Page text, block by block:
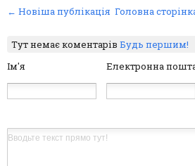
← Новіша публікація Головна
Тут немає коментарівБудь першим!
Ім'я
Електронна